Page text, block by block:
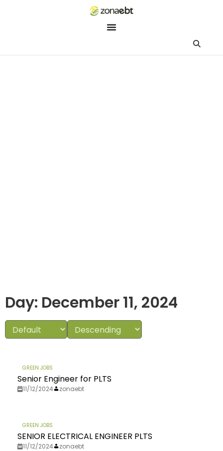
Day: December 11, 2024
GREEN JOBS
Senior Engineer for PLTS
11/12/2024 zonaebt
GREEN JOBS
SENIOR ELECTRICAL ENGINEER PLTS
11/12/2024 zonaebt